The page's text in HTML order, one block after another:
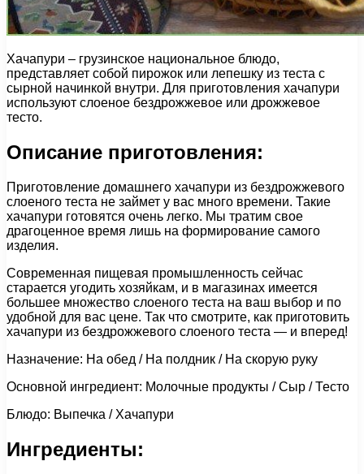
Хачапури – грузинское национальное блюдо,
представляет собой пирожок или лепешку из теста с
сырной начинкой внутри. Для приготовления хачапури
используют слоеное бездрожжевое или дрожжевое
тесто.
Описание приготовления:
Приготовление домашнего хачапури из бездрожжевого
слоеного теста не займет у вас много времени. Такие
хачапури готовятся очень легко. Мы тратим свое
драгоценное время лишь на формирование самого
изделия.
Современная пищевая промышленность сейчас
старается угодить хозяйкам, и в магазинах имеется
большее множество слоеного теста на ваш выбор и по
удобной для вас цене. Так что смотрите, как приготовить
хачапури из бездрожжевого слоеного теста — и вперед!
Назначение: На обед / На полдник / На скорую руку
Основной ингредиент: Молочные продукты / Сыр / Тесто
Блюдо: Выпечка / Хачапури
Ингредиенты: